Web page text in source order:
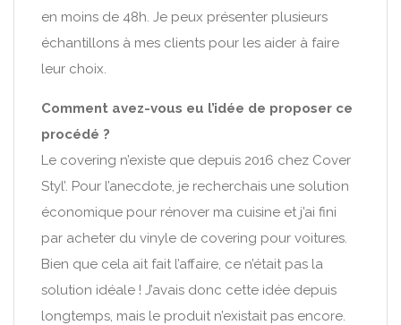
en moins de 48h. Je peux présenter plusieurs
échantillons à mes clients pour les aider à faire
leur choix.
Comment avez-vous eu l’idée de proposer ce
procédé ?
Le covering n’existe que depuis 2016 chez Cover
Styl’. Pour l’anecdote, je recherchais une solution
économique pour rénover ma cuisine et j’ai fini
par acheter du vinyle de covering pour voitures.
Bien que cela ait fait l’affaire, ce n’était pas la
solution idéale ! J’avais donc cette idée depuis
longtemps, mais le produit n’existait pas encore.